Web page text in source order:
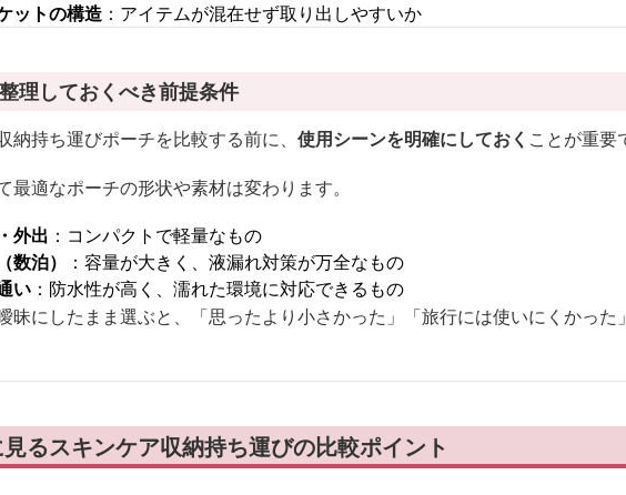
ットの構造 ：アイテムが混在せず取り出しやすいか
理しておくべき前提条件
納持ち運びポーチを比較する前に、 使用シーンを明確にしておく ことが重要
最適なポーチの形状や素材は変わります。
外出 ：コンパクトで軽量なもの
数泊）
：容量が大きく、液漏れ対策が万全なもの
い ：防水性が高く、濡れた環境に対応できるもの
昧にしたまま選ぶと、「思ったより小さかった」「旅行には使いにくかった
るスキンケア収納持ち運びの比較ポイント